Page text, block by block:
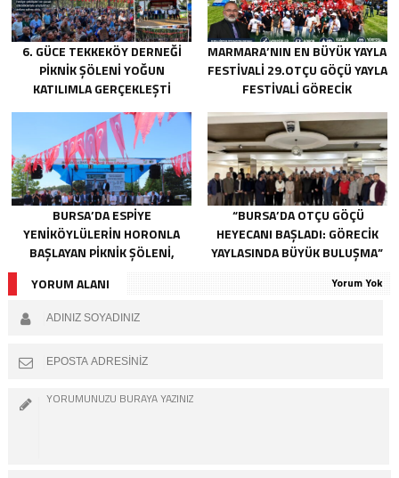
6. GÜCE TEKKEKÖY DERNEĞI
PIKNIK ŞÖLENI YOĞUN
KATILIMLA GERÇEKLEŞTI
MARMARA’NIN EN BÜYÜK YAYLA
FESTIVALI 29.OTÇU GÖÇÜ YAYLA
FESTIVALI GÖRECIK
BURSA’DA ESPIYE
YENIKÖYLÜLERIN HORONLA
BAŞLAYAN PIKNIK ŞÖLENI,
GELECEĞE ATILAN TEMELLERLE
TAÇLANDI
“BURSA’DA OTÇU GÖÇÜ
HEYECANI BAŞLADI: GÖRECIK
YAYLASINDA BÜYÜK BULUŞMA”
YORUM ALANI
Yorum Yok